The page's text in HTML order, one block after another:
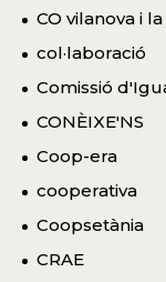
CO vilanova i
col·laboració
Comissió
CONÈIXE'NS
Coop-era
cooperativa
Coopsetània
CRAE